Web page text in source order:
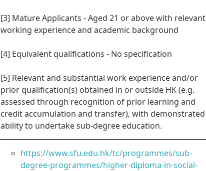
[3] Mature Applicants - Aged 21 or above with relevant
working experience and academic background
[4] Equivalent qualifications - No specification
[5] Relevant and substantial work experience and/or
prior qualification(s) obtained in or outside HK (e.g.
assessed through recognition of prior learning and
credit accumulation and transfer), with demonstrated
ability to undertake sub-degree education.
https://www.sfu.edu.hk/tc/programmes/sub-
degree-programmes/higher-diploma-in-social-